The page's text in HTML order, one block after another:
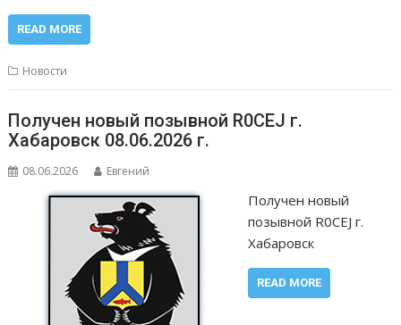
READ MORE
Новости
Получен новый позывной R0CEJ г.
Хабаровск 08.06.2026 г.
08.06.2026 Евгений
Получен новый
позывной R0CEJ г.
Хабаровск
READ MORE